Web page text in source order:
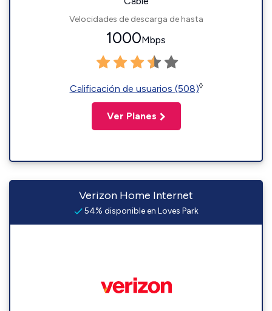
Velocidades de descarga de hasta
1000Mbps
Calificación de usuarios (508)◊
Ver Planes
Verizon Home Internet
54% disponible en Loves Park